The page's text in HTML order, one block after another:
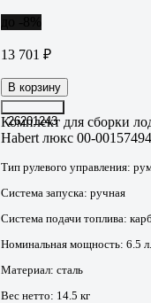
13 701 ₽
В корзину
26201243
Комплект для сборки
Habert люкс 00-00157494
Тип рулевого управления:
Система запуска: ручная
Система подачи топлива:
Номинальная мощность: 6.5
Материал: сталь
Вес нетто: 14.5 кг